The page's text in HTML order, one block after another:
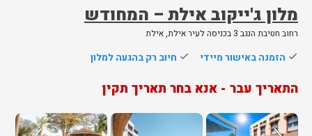
מלון ג'ייקוב אילת – המחודש
רחוב חטיבת הנגב 3 בכניסה לעיר אילת, אילת
done הזמנה באישור מיידי done חיוב רק בהגעה למלון
התאריך עבר - אנא בחר תאריך תקין
שלח
הוטלס
אליך
בשעות